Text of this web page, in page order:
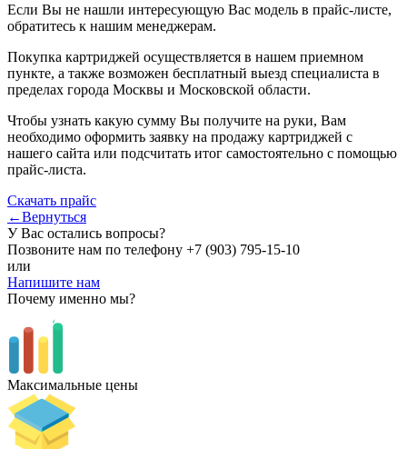
Если Вы не нашли интересующую Вас модель в прайс-листе,
обратитесь к нашим менеджерам.
Покупка картриджей осуществляется в нашем приемном
пункте, а также возможен бесплатный выезд специалиста в
пределах города Москвы и Московской области.
Чтобы узнать какую сумму Вы получите на руки, Вам
необходимо оформить заявку на продажу картриджей с
нашего сайта или подсчитать итог самостоятельно с помощью
прайс-листа.
Скачать прайс
←Вернуться
У Вас остались вопросы?
Позвоните нам по телефону +7 (903) 795-15-10
или
Напишите нам
Почему именно мы?
Максимальные цены